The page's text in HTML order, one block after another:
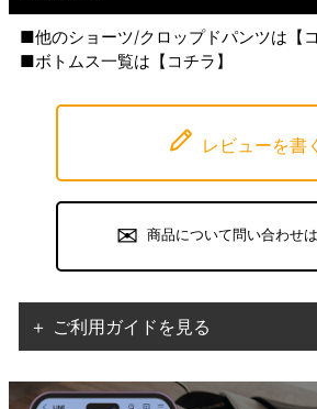
■他のショーツ/クロップドパンツは【
■ボトムス一覧は【 コチラ 】
レビューを書く
商品について問い合わせ
＋ ご利用ガイドを見る